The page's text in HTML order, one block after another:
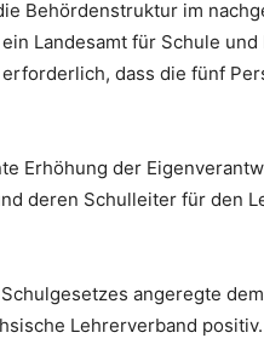
Behördenstruktur im
Landesamt für Schule
dass die fünf
Erhöhung der
deren Schulleiter für den
angeregte
Lehrerverband